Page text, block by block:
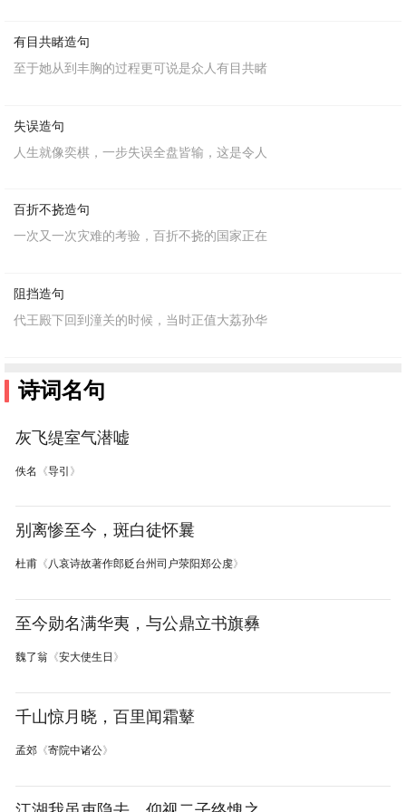
有目共睹造句
至于她从到丰胸的过程更可说是众人有目共睹
失误造句
人生就像奕棋，一步失误全盘皆输，这是令人
百折不挠造句
一次又一次灾难的考验，百折不挠的国家正在
阻挡造句
代王殿下回到潼关的时候，当时正值大荔孙华
诗词名句
灰飞缇室气潜嘘
佚名 《导引 》
别离惨至今，斑白徒怀曩
杜甫《八哀诗故著作郎贬台州司户荥阳郑公虔》
至今勋名满华夷，与公鼎立书旗彝
魏了翁 《安大使生日 》
千山惊月晓，百里闻霜鼙
孟郊《寄院中诸公》